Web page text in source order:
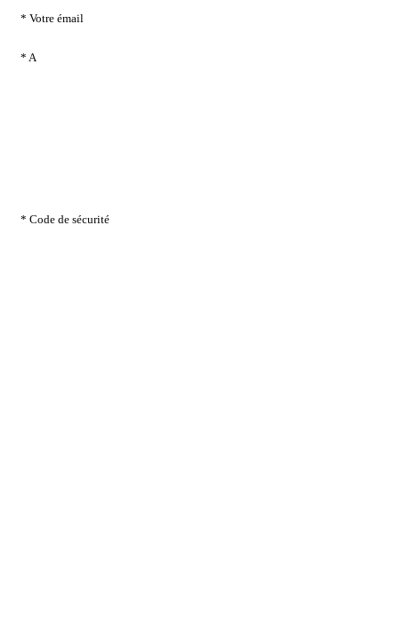
* Votre émail
* A
* Code de sécurité